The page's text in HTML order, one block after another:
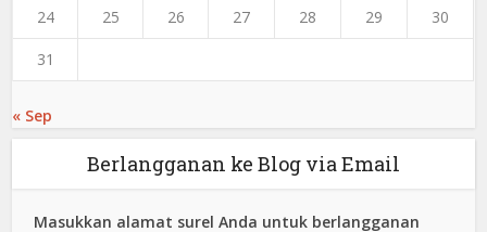
24 25 26 27 28 29 30
31
« Sep
Berlangganan ke Blog via Email
Masukkan alamat surel Anda untuk berlangganan